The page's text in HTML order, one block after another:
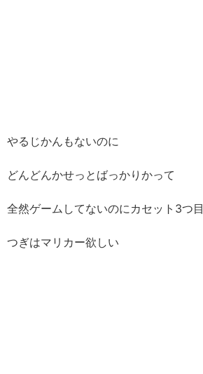
やるじかんもないのに
どんどんかせっとばっかりかって
全然ゲームしてないのにカセット3つ目
つぎはマリカー欲しい